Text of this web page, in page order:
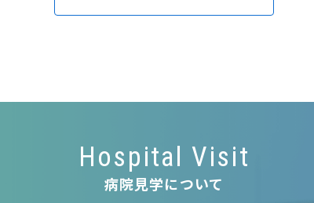
Hospital Visit
病院見学について